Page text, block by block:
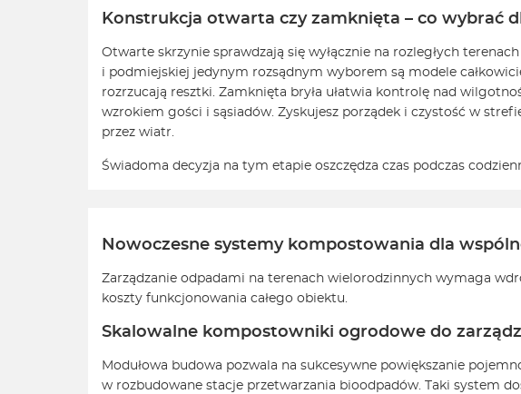
Konstrukcja otwarta czy zamknięta – co wybrać
Otwarte skrzynie sprawdzają się wyłącznie na rozległych
i podmiejskiej jedynym rozsądnym wyborem są modele
rozrzucają resztki. Zamknięta bryła ułatwia kontrolę nad
wzrokiem gości i sąsiadów. Zyskujesz porządek i czystość w
przez wiatr.
Świadoma decyzja na tym etapie oszczędza czas podczas
Nowoczesne systemy kompostowania dla
Zarządzanie odpadami na terenach wielorodzinnych wymaga
koszty funkcjonowania całego obiektu.
Skalowalne kompostowniki ogrodowe do
Modułowa budowa pozwala na sukcesywne powiększanie
w rozbudowane stacje przetwarzania bioodpadów. Taki system